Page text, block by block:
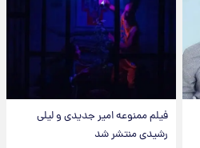
فیلم ممنوعه امیر جدیدی و لیلی
رشیدی منتشر شد